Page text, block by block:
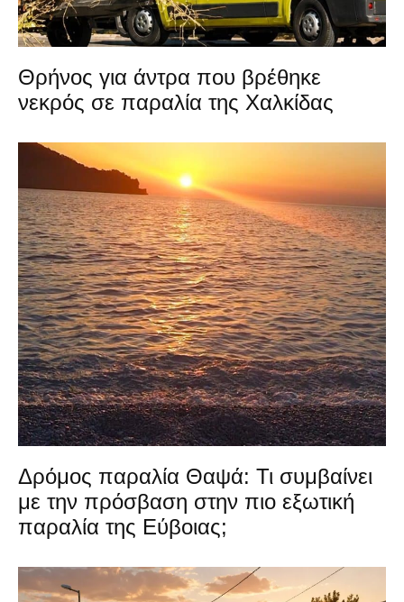
Θρήνος για άντρα που βρέθηκε
νεκρός σε παραλία της Χαλκίδας
Δρόμος παραλία Θαψά: Τι συμβαίνει
με την πρόσβαση στην πιο εξωτική
παραλία της Εύβοιας;